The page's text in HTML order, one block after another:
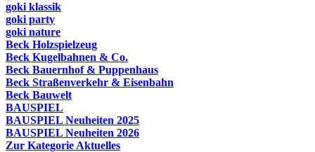
goki klassik
goki party
goki nature
Beck Holzspielzeug
Beck Kugelbahnen & Co.
Beck Bauernhof & Puppenhaus
Beck Straßenverkehr & Eisenbahn
Beck Bauwelt
BAUSPIEL
BAUSPIEL Neuheiten 2025
BAUSPIEL Neuheiten 2026
Zur Kategorie Aktuelles